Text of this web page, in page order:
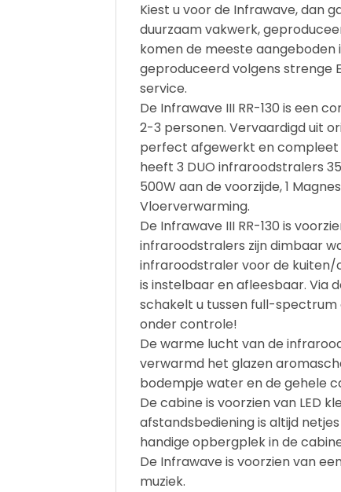
Kiest u voor de Infrawave, dan
duurzaam vakwerk,
komen de meeste
geproduceerd volgens strenge
service.
De Infrawave III RR-130 is een
2-3 personen. Vervaardigd uit
perfect afgewerkt en compleet
heeft 3 DUO infraroodstralers
500W aan de voorzijde, 1
Vloerverwarming.
De Infrawave III RR-130 is
infraroodstralers zijn dimbaar
infraroodstraler voor de kuiten/
is instelbaar en afleesbaar. Via
schakelt u tussen full-spectrum
onder controle!
De warme lucht van de
verwarmd het glazen
bodempje water en de gehele
De cabine is voorzien van LED
afstandsbediening is altijd
handige opbergplek in de
De Infrawave is voorzien van
muziek.